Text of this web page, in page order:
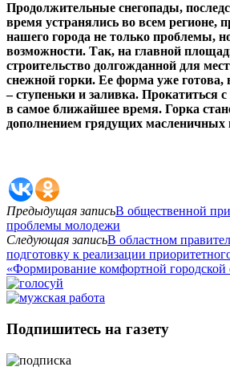
Продолжительные снегопады,
время устранялись во всем регионе,
нашего города не только проблемы,
возможности. Так, на главной
строительство долгожданной для
снежной горки. Ее форма уже готова,
– ступеньки и заливка. Прокатиться
в самое ближайшее время. Горка
дополнением грядущих масленичных
Предыдущая записьВ общественной
проблемы молодежи
Следующая записьВ областном
подготовку к реализации
«Формирование комфортной городской
Подпишитесь на газету